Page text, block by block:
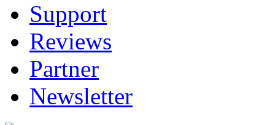
Support
Reviews
Partner
Newsletter